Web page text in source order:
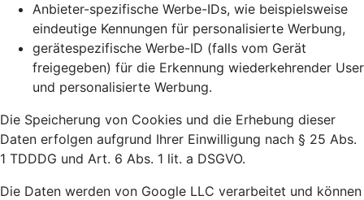
Anbieter-spezifische Werbe-IDs, wie beispielsweise
eindeutige Kennungen für personalisierte Werbung,
gerätespezifische Werbe-ID (falls vom Gerät
freigegeben) für die Erkennung wiederkehrender User
und personalisierte Werbung.
Die Speicherung von Cookies und die Erhebung dieser
Daten erfolgen aufgrund Ihrer Einwilligung nach § 25 Abs.
1 TDDDG und Art. 6 Abs. 1 lit. a DSGVO.
Die Daten werden von Google LLC verarbeitet und können